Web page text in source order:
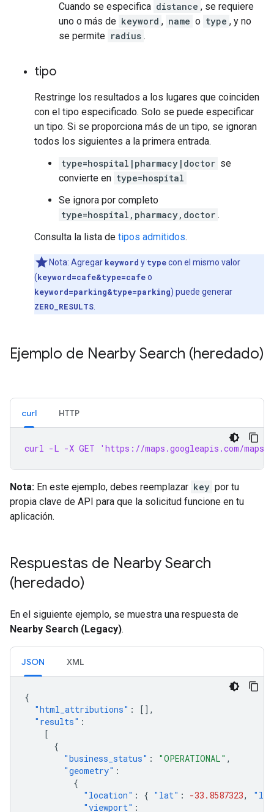
Cuando se especifica distance , se requiere
uno o más de keyword , name o type , y no
se permite radius .
tipo
Restringe los resultados a los lugares que coinciden
con el tipo especificado. Solo se puede especificar
un tipo. Si se proporciona más de un tipo, se ignoran
todos los siguientes a la primera entrada.
type=hospital|pharmacy|doctor se
convierte en type=hospital
Se ignora por completo
type=hospital,pharmacy,doctor .
Consulta la lista de tipos admitidos.
Nota: Agregar keyword y typecon el mismo valor
(keyword=cafe&type=cafeo
keyword=parking&type=parking) puede generar
ZERO_RESULTS
Ejemplo de Nearby Search (heredado)
curl HTTP
curl -L -X GET 'https://maps.googleapis.com/maps/
Nota: En este ejemplo, debes reemplazar key por tu
propia clave de API para que la solicitud funcione en tu
aplicación.
Respuestas de Nearby Search
(heredado)
En el siguiente ejemplo, se muestra una respuesta de
Nearby Search (Legacy).
JSON XML
{
"html_attributions" :
[],
"results" :
[
{
"business_status" : "OPERATIONAL" ,
"geometry" :
{
"location" : { "lat" : -33.8587323,
"viewport" :